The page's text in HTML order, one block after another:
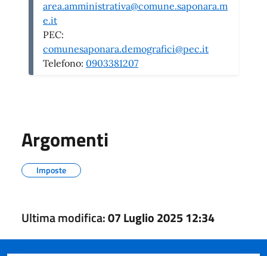
area.amministrativa@comune.saponara.m
e.it
PEC:
comunesaponara.demografici@pec.it
Telefono: 0903381207
Argomenti
Imposte
Ultima modifica:07 Luglio 2025 12:34